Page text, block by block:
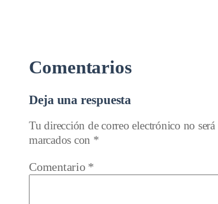
Comentarios
Deja una respuesta
Tu dirección de correo electrónico no
marcados con *
Comentario *